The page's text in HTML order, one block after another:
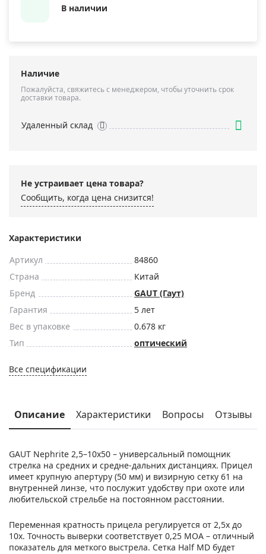
В наличии
Наличие
Пожалуйста, свяжитесь с менеджером, чтобы уточнить срок
доставки товара.
Удаленный склад
Не устраивает цена товара?
Сообщить, когда цена снизится!
Характеристики
Артикул
84860
Страна
Китай
Бренд
GAUT (Гаут)
Гарантия
5 лет
Вес в упаковке
0.678 кг
Тип
оптический
Все спецификации
Описание Характеристики Вопросы Отзывы
GAUT Nephrite 2,5–10x50 – универсальный помощник
стрелка на средних и средне-дальних дистанциях. Прицел
имеет крупную апертуру (50 мм) и визирную сетку 61 на
внутренней линзе, что послужит удобству при охоте или
любительской стрельбе на постоянном расстоянии.
Переменная кратность прицела регулируется от 2,5х до
10x. Точность выверки соответствует 0,25 MOA – отличный
показатель для меткого выстрела. Сетка Half MD будет